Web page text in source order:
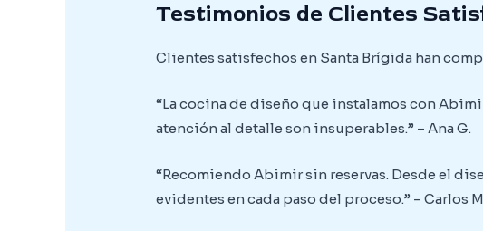
Testimonios de Clientes
Clientes satisfechos en Santa Brígida han
“La cocina de diseño que instalamos con
atención al detalle son insuperables.” – Ana G.
“Recomiendo Abimir sin reservas. Desde el
evidentes en cada paso del proceso.” – Carlos